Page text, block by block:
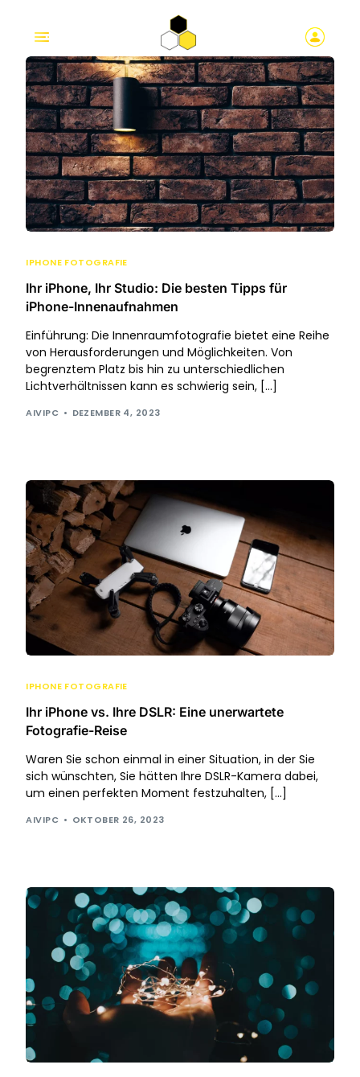
IPHONE FOTOGRAFIE
Ihr iPhone, Ihr Studio: Die besten Tipps für
iPhone-Innenaufnahmen
Einführung: Die Innenraumfotografie bietet eine Reihe
von Herausforderungen und Möglichkeiten. Von
begrenztem Platz bis hin zu unterschiedlichen
Lichtverhältnissen kann es schwierig sein, […]
AIVIPC DEZEMBER 4, 2023
IPHONE FOTOGRAFIE
Ihr iPhone vs. Ihre DSLR: Eine unerwartete
Fotografie-Reise
Waren Sie schon einmal in einer Situation, in der Sie
sich wünschten, Sie hätten Ihre DSLR-Kamera dabei,
um einen perfekten Moment festzuhalten, […]
AIVIPC OKTOBER 26, 2023